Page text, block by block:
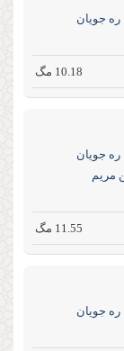
ره جویان
10.18 مگ
ره جویان
مریم
11.55 مگ
ره جویان